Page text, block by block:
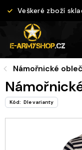
Veškeré zboží
Námořnické
Kód: Dle varianty